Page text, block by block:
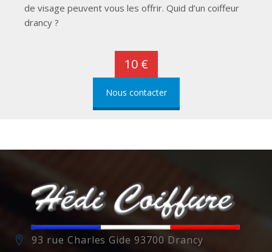
de visage peuvent vous les offrir. Quid d’un coiffeur
drancy ?
10 €
Nous contacter
93 rue Charles Gide 93700 Drancy